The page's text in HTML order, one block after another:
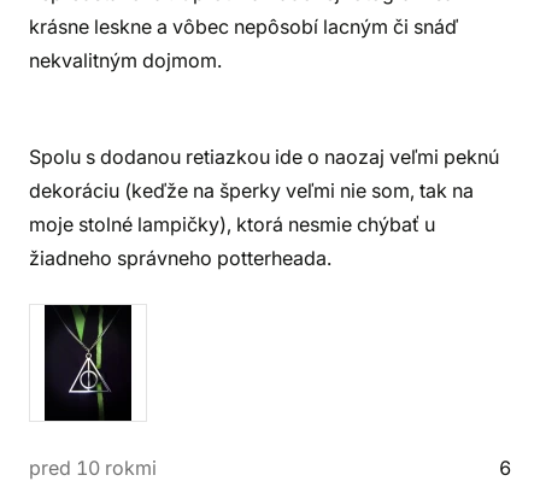
krásne leskne a vôbec nepôsobí lacným či snáď
nekvalitným dojmom.
Spolu s dodanou retiazkou ide o naozaj veľmi peknú
dekoráciu (keďže na šperky veľmi nie som, tak na
moje stolné lampičky), ktorá nesmie chýbať u
žiadneho správneho potterheada.
pred 10 rokmi 6